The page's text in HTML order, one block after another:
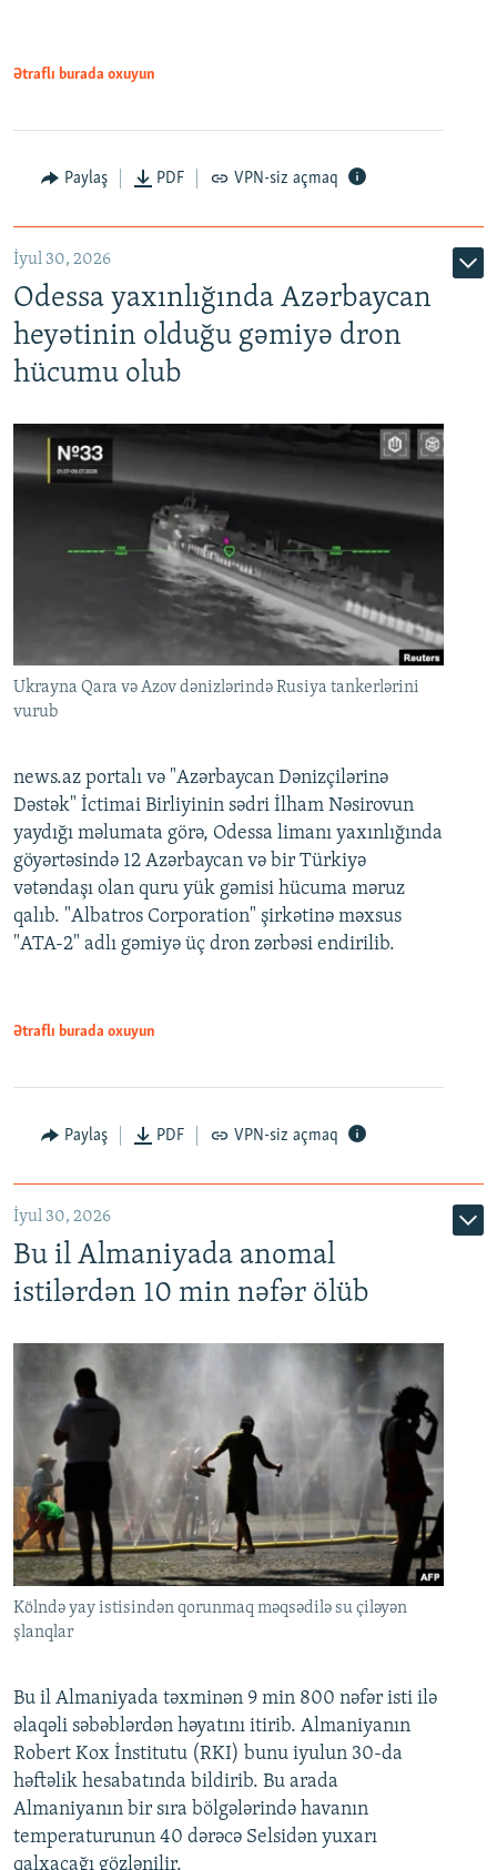
Ətraflı burada oxuyun
Paylaş PDF VPN-siz açmaq
İyul 30, 2026
Odessa yaxınlığında Azərbaycan
heyətinin olduğu gəmiyə dron
hücumu olub
Ukrayna Qara və Azov dənizlərində Rusiya tankerlərini
vurub
news.az portalı və "Azərbaycan Dənizçilərinə
Dəstək" İctimai Birliyinin sədri İlham Nəsirovun
yaydığı məlumata görə, Odessa limanı yaxınlığında
göyərtəsində 12 Azərbaycan və bir Türkiyə
vətəndaşı olan quru yük gəmisi hücuma məruz
qalıb. "Albatros Corporation" şirkətinə məxsus
"ATA-2" adlı gəmiyə üç dron zərbəsi endirilib.
Ətraflı burada oxuyun
Paylaş PDF VPN-siz açmaq
İyul 30, 2026
Bu il Almaniyada anomal
istilərdən 10 min nəfər ölüb
Kölndə yay istisindən qorunmaq məqsədilə su çiləyən
şlanqlar
Bu il Almaniyada təxminən 9 min 800 nəfər isti ilə
əlaqəli səbəblərdən həyatını itirib. Almaniyanın
Robert Kox İnstitutu (RKI) bunu iyulun 30-da
həftəlik hesabatında bildirib. Bu arada
Almaniyanın bir sıra bölgələrində havanın
temperaturunun 40 dərəcə Selsidən yuxarı
qalxacağı gözlənilir.